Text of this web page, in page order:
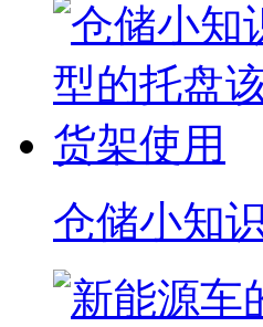
仓储小知